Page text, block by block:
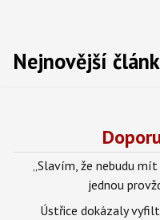
Nejnovější
„Slavím, že nebudu
jednou
Ústřice dokázaly